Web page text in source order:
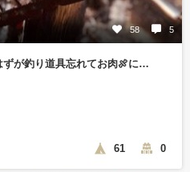
58 5
ずが釣り道具忘れてお肉🍖に…
61 0